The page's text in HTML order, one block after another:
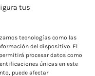
tus
tecnologías como las
del dispositivo. El
procesar datos como
únicas en este
puede afectar
consultar